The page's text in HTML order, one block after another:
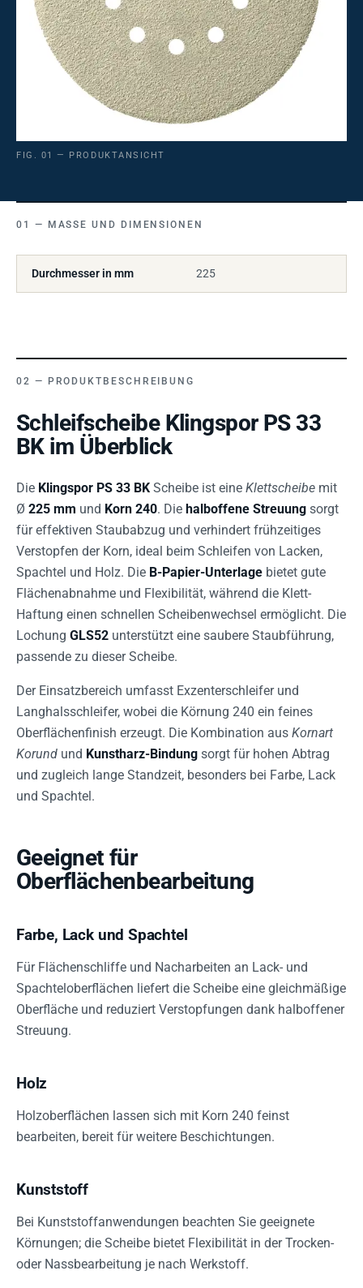
FIG. 01 — PRODUKTANSICHT
MASSE UND DIMENSIONEN
Durchmesser in mm 225
PRODUKTBESCHREIBUNG
Schleifscheibe Klingspor PS 33
BK im Überblick
Die Klingspor PS 33 BK Scheibe ist eine Klettscheibe mit
Ø 225 mm und Korn 240. Die halboffene Streuung sorgt
für effektiven Staubabzug und verhindert frühzeitiges
Verstopfen der Korn, ideal beim Schleifen von Lacken,
Spachtel und Holz. Die B-Papier-Unterlage bietet gute
Flächenabnahme und Flexibilität, während die Klett-
Haftung einen schnellen Scheibenwechsel ermöglicht. Die
Lochung GLS52 unterstützt eine saubere Staubführung,
passende zu dieser Scheibe.
Der Einsatzbereich umfasst Exzenterschleifer und
Langhalsschleifer, wobei die Körnung 240 ein feines
Oberflächenfinish erzeugt. Die Kombination aus Kornart
Korund und Kunstharz-Bindung sorgt für hohen Abtrag
und zugleich lange Standzeit, besonders bei Farbe, Lack
und Spachtel.
Geeignet für
Oberflächenbearbeitung
Farbe, Lack und Spachtel
Für Flächenschliffe und Nacharbeiten an Lack- und
Spachteloberflächen liefert die Scheibe eine gleichmäßige
Oberfläche und reduziert Verstopfungen dank halboffener
Streuung.
Holz
Holzoberflächen lassen sich mit Korn 240 feinst
bearbeiten, bereit für weitere Beschichtungen.
Kunststoff
Bei Kunststoffanwendungen beachten Sie geeignete
Körnungen; die Scheibe bietet Flexibilität in der Trocken-
oder Nassbearbeitung je nach Werkstoff.